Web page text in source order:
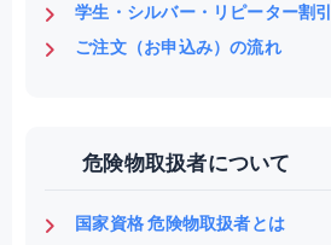
学生・シルバー・リピーター割引
ご注文（お申込み）の流れ
危険物取扱者について
国家資格 危険物取扱者とは